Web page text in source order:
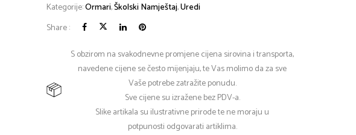
Kategorije:Ormari,Školski Namještaj,Uredi
Share :
S obzirom na svakodnevne promjene cijena sirovina i transporta,
navedene cijene se često mijenjaju, te Vas molimo da za sve
Vaše potrebe zatražite ponudu.
Sve cijene su izražene bez PDV-a.
Slike artikala su ilustrativne prirode te ne moraju u
potpunosti odgovarati artiklima.